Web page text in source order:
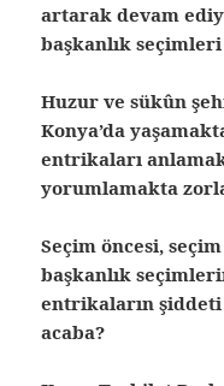
artarak devam
başkanlık
Huzur ve sükûn
Konya’da
entrikaları
yorumlamakta
Seçim öncesi,
başkanlık
entrikaların
acaba?